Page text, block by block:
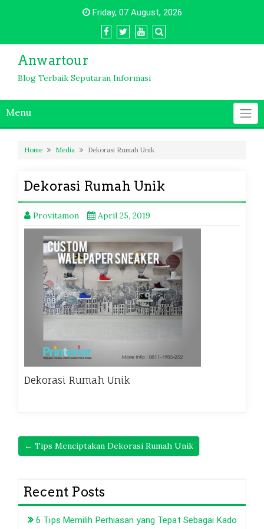
Friday, 07 August, 2026
Anwartour
Blog Terbaik Seputaran Informasi
Menu
Home Media Dekorasi Rumah Unik
Dekorasi Rumah Unik
Provitamon April 25, 2019
Dekorasi Rumah Unik
← Tips Menciptakan Dekorasi Rumah Unik
Recent Posts
6 Tips Memilih Perhiasan yang Tepat Sebagai Kado